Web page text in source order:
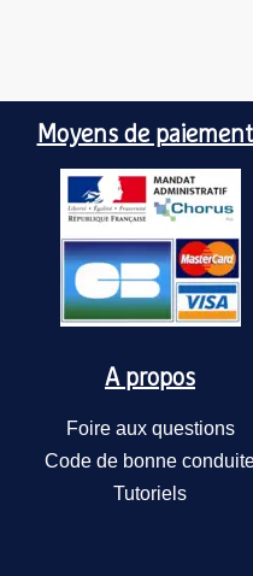
Moyens de
A propos
Foire aux questions
Code de bonne
Tutoriels